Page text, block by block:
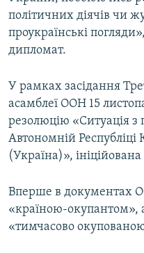
політичних діячів чи
проукраїнські
дипломат.
У рамках засідання
асамблеї ООН 15
резолюцію «Ситуація
Автономній Республіці
(Україна)»,
Вперше в документах
«країною-окупантом»,
«тимчасово